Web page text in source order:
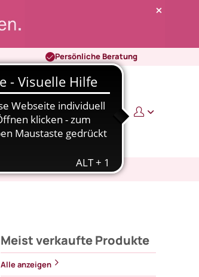
Persönliche Beratung
0 0,00 €
Meist verkaufte Produkte
Alle anzeigen